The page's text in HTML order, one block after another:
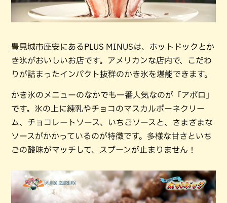
豊見城市座安にあるPLUS MINUSは、ホットドックとか
き氷がおいしいお店です。アメリカンな店内で、こだわ
りが詰まったインパクト抜群のかき氷を堪能できます。
かき氷のメニューのなかでも一番人気なのが「アポロ」
です。氷の上に練乳やチョコのマスカルポーネクリー
ム、チョコレートソース、いちごソースと、さまざまな
ソースがかかっているのが特徴です。多様な甘さといち
ごの酸味がマッチして、スプーンが止まりません！